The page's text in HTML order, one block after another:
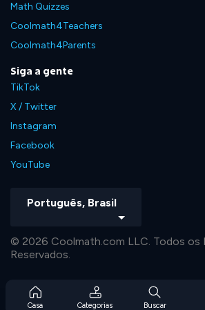
Casa Categorias Buscar
Math Quizzes
Coolmath4Teachers
Coolmath4Parents
Siga a gente
TikTok
X / Twitter
Instagram
Facebook
YouTube
Português, Brasil
© 2026 Coolmath.com LLC. Todos os
Reservados.